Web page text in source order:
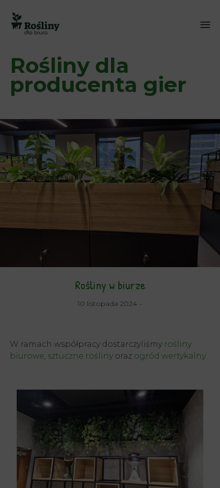
Rośliny dla
producenta gier
Rośliny w biurze
10 listopada 2024 –
W ramach współpracy dostarczyliśmy rośliny
biurowe sztuczne rośliny oraz ogród wertykalny.